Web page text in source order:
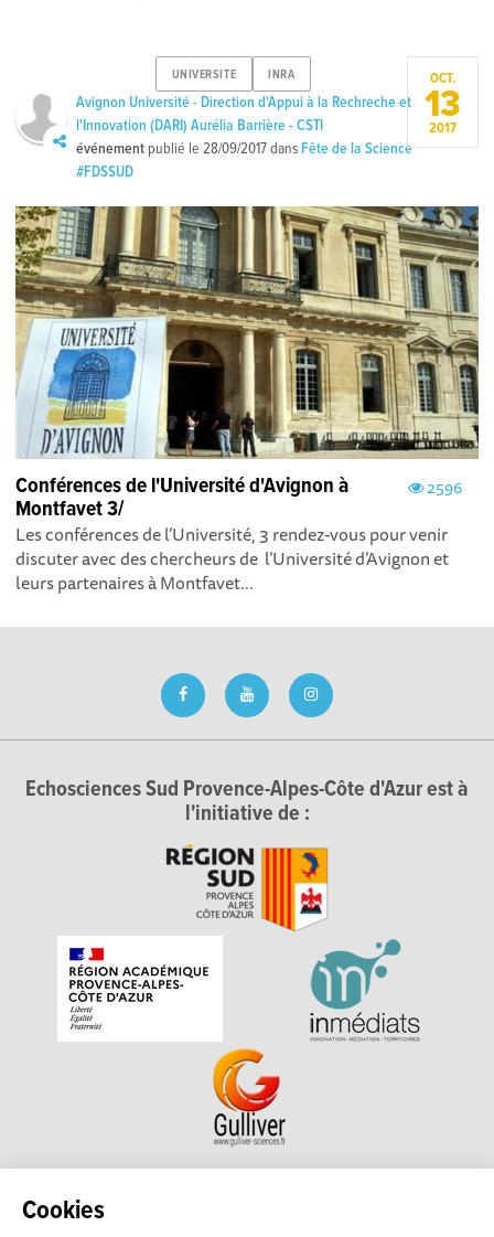
Cookies
UNIVERSITE INRA
Avignon Université - Direction d'Appui à la Rechreche et
l'Innovation (DARI) Aurélia Barrière - CSTI
événement publié le28/09/2017dans Fête de la Science
#FDSSUD
OCT.
13
2017
2596
Conférences de l'Université d'Avignon à
Montfavet 3/
Les conférences de l’Université, 3 rendez-vous pour venir
discuter avec des chercheurs de l’Université d’Avignon et
leurs partenaires à Montfavet...
Echosciences Sud Provence-Alpes-Côte d'Azur est à
l'initiative de :
Echosciences Sud Provence-Alpes-Côte d'Azur est à